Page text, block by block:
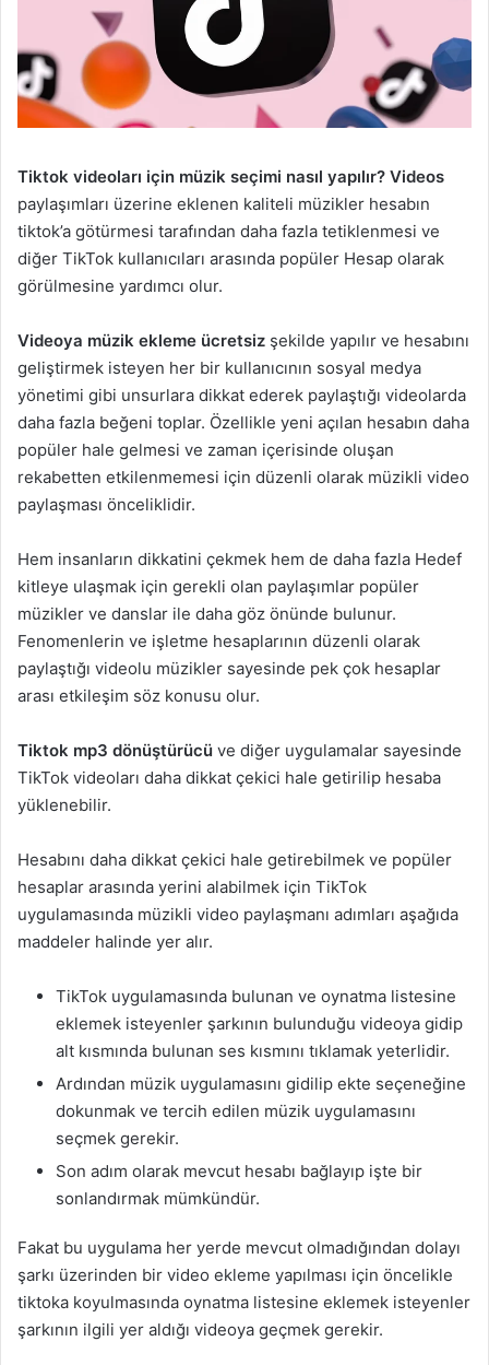
Tiktok videoları için müzik seçimi nasıl yapılır? Videos
paylaşımları üzerine eklenen kaliteli müzikler hesabın
tiktok’a götürmesi tarafından daha fazla tetiklenmesi ve
diğer TikTok kullanıcıları arasında popüler Hesap olarak
görülmesine yardımcı olur.
Videoya müzik ekleme ücretsiz şekilde yapılır ve hesabını
geliştirmek isteyen her bir kullanıcının sosyal medya
yönetimi gibi unsurlara dikkat ederek paylaştığı videolarda
daha fazla beğeni toplar. Özellikle yeni açılan hesabın daha
popüler hale gelmesi ve zaman içerisinde oluşan
rekabetten etkilenmemesi için düzenli olarak müzikli video
paylaşması önceliklidir.
Hem insanların dikkatini çekmek hem de daha fazla Hedef
kitleye ulaşmak için gerekli olan paylaşımlar popüler
müzikler ve danslar ile daha göz önünde bulunur.
Fenomenlerin ve işletme hesaplarının düzenli olarak
paylaştığı videolu müzikler sayesinde pek çok hesaplar
arası etkileşim söz konusu olur.
Tiktok mp3 dönüştürücü ve diğer uygulamalar sayesinde
TikTok videoları daha dikkat çekici hale getirilip hesaba
yüklenebilir.
Hesabını daha dikkat çekici hale getirebilmek ve popüler
hesaplar arasında yerini alabilmek için TikTok
uygulamasında müzikli video paylaşmanı adımları aşağıda
maddeler halinde yer alır.
TikTok uygulamasında bulunan ve oynatma listesine
eklemek isteyenler şarkının bulunduğu videoya gidip
alt kısmında bulunan ses kısmını tıklamak yeterlidir.
Ardından müzik uygulamasını gidilip ekte seçeneğine
dokunmak ve tercih edilen müzik uygulamasını
seçmek gerekir.
Son adım olarak mevcut hesabı bağlayıp işte bir
sonlandırmak mümkündür.
Fakat bu uygulama her yerde mevcut olmadığından dolayı
şarkı üzerinden bir video ekleme yapılması için öncelikle
tiktoka koyulmasında oynatma listesine eklemek isteyenler
şarkının ilgili yer aldığı videoya geçmek gerekir.